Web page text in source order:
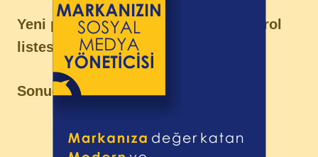
Yeni pazarlama planınız için bir kontrol
listesi:
Sonuç